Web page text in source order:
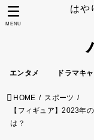
はや
エンタメ ドラマキ
MENU
HOME
スポーツ
【フィギュア】2023年
は？